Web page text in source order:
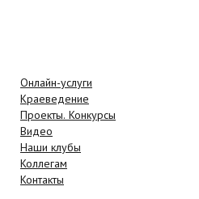
Онлайн-услуги
Краеведение
Проекты. Конкурсы
Видео
Наши клубы
Коллегам
Контакты